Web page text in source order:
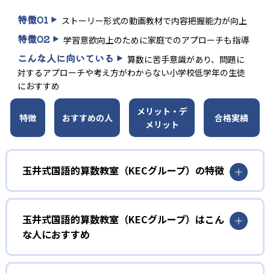
特徴01 ストーリー形式の動画教材で内容把握能力が向上
特徴02 学習意欲向上のために家庭でのアプローチも指導
こんな人に向いている
算数に苦手意識があり、問題に
対するアプローチや考え方がわからない小学校低学年の生徒
におすすめ
特徴 おすすめの人
メリット・デ
メリット
合格実績
玉井式国語的算数教室（KECグループ）の特徴
01
国語的なアプローチで本質的な思考力を育むメ
ソッド
玉井式国語的算数教室では、算数で必要な公式や解き方を
玉井式国語的算数教室（KECグループ）はこん
な人におすすめ
小学生